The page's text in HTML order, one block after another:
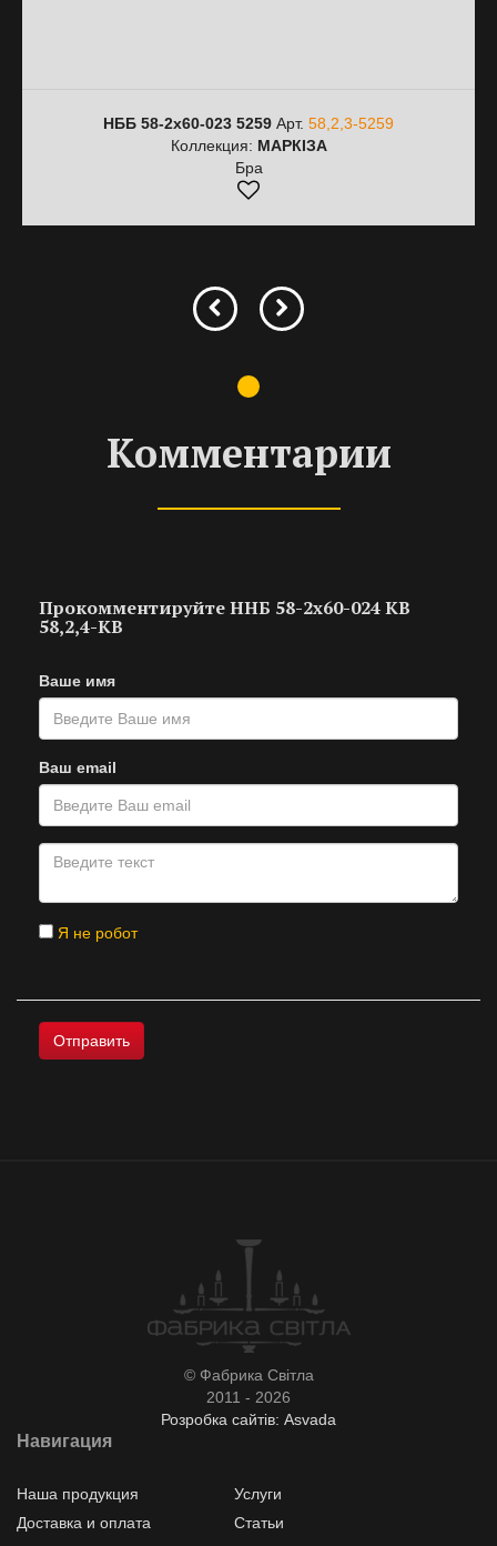
НББ 58-2х60-023 5259 Арт. 58,2,3-5259
Коллекция: МАРКІЗА
Бра
Комментарии
Прокомментируйте ННБ 58-2х60-024 KB
58,2,4-KB
Ваше имя
Ваш email
Я не робот
© Фабрика Світла
2011 - 2026
Розробка сайтів: Asvada
Навигация
Наша продукция
Услуги
Доставка и оплата
Статьи